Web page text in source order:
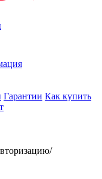
Гарантии Как купить